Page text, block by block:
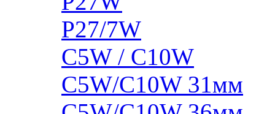
P27/7W
C5W / C10W
C5W/C10W 31мм